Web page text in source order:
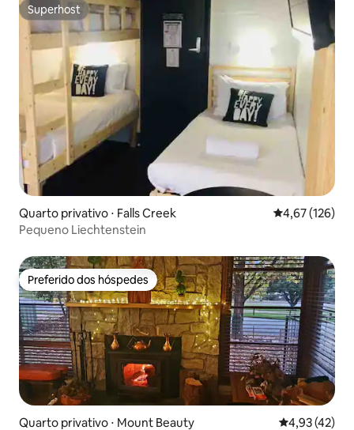
Superhost
Superhost
Quarto privativo ⋅ Falls Creek 4,67 de uma
4,67 (126)
Pequeno Liechtenstein
Preferido dos hóspedes
Preferido dos hóspedes
Quarto privativo ⋅ Mount Beauty 4,93 de uma
4,93 (42)